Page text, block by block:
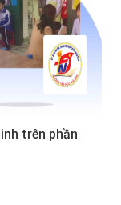
trên phần